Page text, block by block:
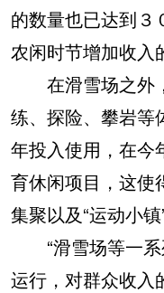
的数量也已达到３
农闲时节增加收入
在滑雪场之外
练、探险、攀岩等
年投入使用，在今
育休闲项目，这使
集聚以及“运动小镇
“滑雪场等一系
运行，对群众收入